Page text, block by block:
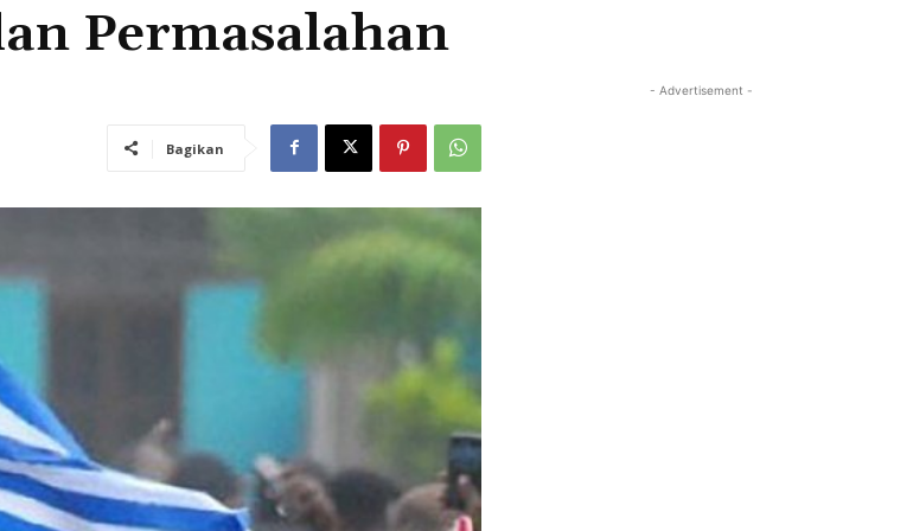
Permasalahan
Bagikan
- Advertisement -